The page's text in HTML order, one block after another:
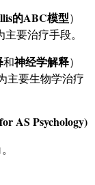
的ABC模型）
主要治疗手段。
和神经学解释）
主要生物学治疗
AS Psychology)